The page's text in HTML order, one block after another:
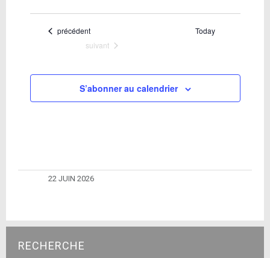
Évènements
précédent
Today
Évènements
suivant
S’abonner au calendrier
22 JUIN 2026
RECHERCHE